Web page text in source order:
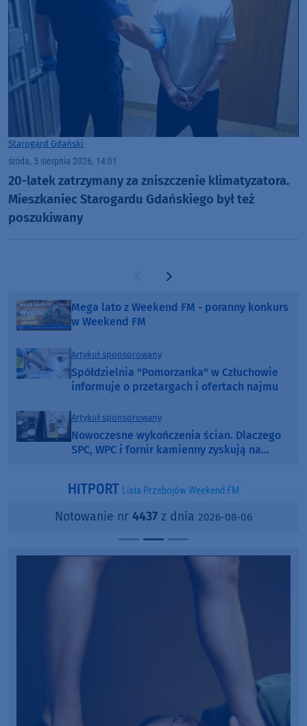
Starogard Gdański
środa, 5 sierpnia 2026, 14:01
20-latek zatrzymany za zniszczenie klimatyzatora.
Mieszkaniec Starogardu Gdańskiego był też
poszukiwany
Poprzednia strona
Następna strona
Mega lato z Weekend FM - poranny konkurs
w Weekend FM
Artykuł sponsorowany
Spółdzielnia "Pomorzanka" w Człuchowie
informuje o przetargach i ofertach najmu
Artykuł sponsorowany
Nowoczesne wykończenia ścian. Dlaczego
SPC, WPC i fornir kamienny zyskują na
HITPORT Lista Przebojów Weekend FM
Notowanie nr 4437 z dnia 2026-08-06